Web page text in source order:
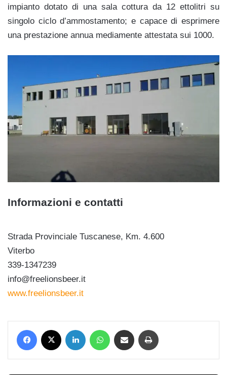
impianto dotato di una sala cottura da 12 ettolitri su
singolo ciclo d’ammostamento; e capace di esprimere
una prestazione annua mediamente attestata sui 1000.
Informazioni e contatti
Strada Provinciale Tuscanese, Km. 4.600
Viterbo
339-1347239
info@freelionsbeer.it
www.freelionsbeer.it
Facebook LinkedIn WhatsApp Condividi via mail